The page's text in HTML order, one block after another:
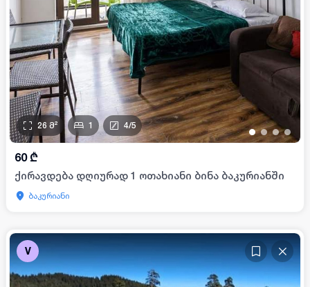
••••
26 მ² 1 4/5
60 ₾
ქირავდება დღიურად 1 ოთახიანი ბინა ბაკურიანში
ბაკურიანი
V